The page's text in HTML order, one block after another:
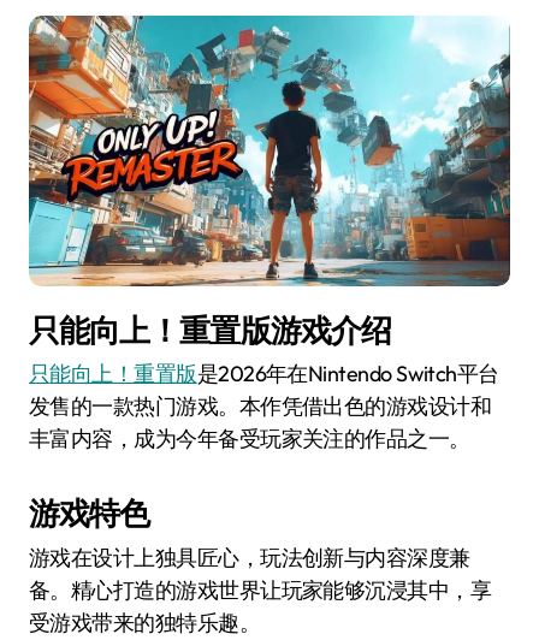
只能向上！重置版游戏介绍
只能向上！重置版是2026年在Nintendo Switch平台
发售的一款热门游戏。本作凭借出色的游戏设计和
丰富内容，成为今年备受玩家关注的作品之一。
游戏特色
游戏在设计上独具匠心，玩法创新与内容深度兼
备。精心打造的游戏世界让玩家能够沉浸其中，享
受游戏带来的独特乐趣。